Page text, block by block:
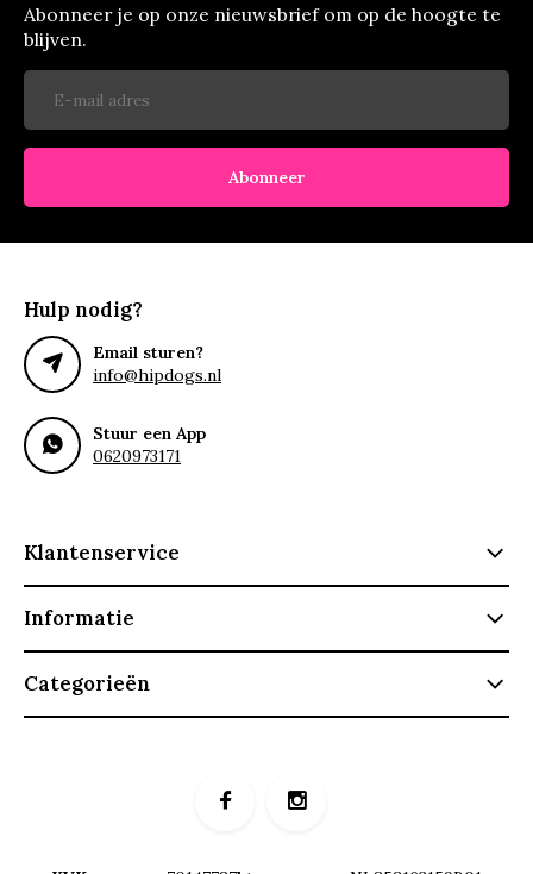
Abonneer je op onze nieuwsbrief om op de hoogte te
blijven.
Abonneer
Hulp nodig?
Email sturen?
info@hipdogs.nl
Stuur een App
0620973171
Klantenservice
Informatie
Categorieën